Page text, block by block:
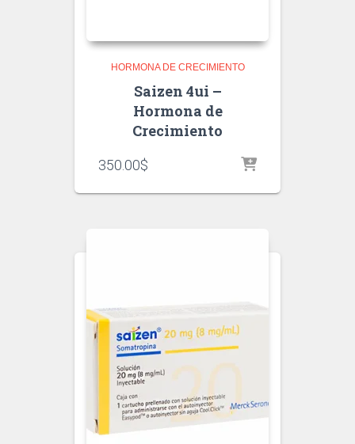
HORMONA DE CRECIMIENTO
Saizen 4ui –
Hormona de
Crecimiento
350.00$